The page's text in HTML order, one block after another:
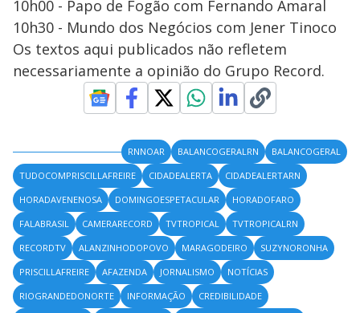
10h00 - Papo de Fogão com Fernando Amaral
10h30 - Mundo dos Negócios com Jener Tinoco
Os textos aqui publicados não refletem
necessariamente a opinião do Grupo Record.
RNNOAR BALANCOGERALRN
BALANCOGERAL
TUDOCOMPRISCILLAFREIRE
CIDADEALERTA
CIDADEALERTARN
HORADAVENENOSA
DOMINGOESPETACULAR
HORADOFARO
FALABRASIL
CAMERARECORD TVTROPICAL
TVTROPICALRN
RECORDTV
ALANZINHODOPOVO MARAGODEIRO
SUZYNORONHA
PRISCILLAFREIRE
AFAZENDA JORNALISMO
NOTÍCIAS
RIOGRANDEDONORTE
INFORMAÇÃO
CREDIBILIDADE